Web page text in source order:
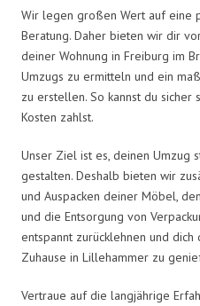
Wir legen großen Wert auf eine
Beratung. Daher bieten wir dir
deiner Wohnung in Freiburg im
Umzugs zu ermitteln und ein
zu erstellen. So kannst du sicher
Kosten zahlst.
Unser Ziel ist es, deinen Umzug
gestalten. Deshalb bieten wir
und Auspacken deiner Möbel,
und die Entsorgung von
entspannt zurücklehnen und
Zuhause in Lillehammer zu
Vertraue auf die langjährige